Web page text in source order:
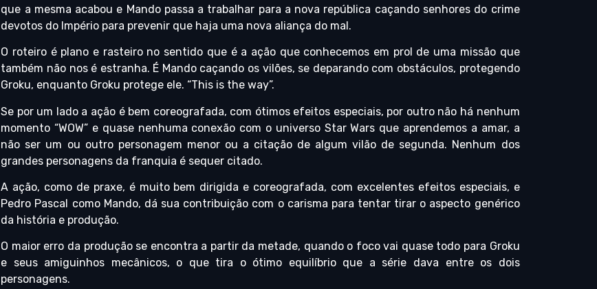
que a mesma acabou e Mando passa a trabalhar para a nova república caçando senhores do crime
devotos do Império para prevenir que haja uma nova aliança do mal.
O roteiro é plano e rasteiro no sentido que é a ação que conhecemos em prol de uma missão que
também não nos é estranha. É Mando caçando os vilões, se deparando com obstáculos, protegendo
Groku, enquanto Groku protege ele. “This is the way”.
Se por um lado a ação é bem coreografada, com ótimos efeitos especiais, por outro não há nenhum
momento “WOW” e quase nenhuma conexão com o universo Star Wars que aprendemos a amar, a
não ser um ou outro personagem menor ou a citação de algum vilão de segunda. Nenhum dos
grandes personagens da franquia é sequer citado.
A ação, como de praxe, é muito bem dirigida e coreografada, com excelentes efeitos especiais, e
Pedro Pascal como Mando, dá sua contribuição com o carisma para tentar tirar o aspecto genérico
da história e produção.
O maior erro da produção se encontra a partir da metade, quando o foco vai quase todo para Groku
e seus amiguinhos mecânicos, o que tira o ótimo equilíbrio que a série dava entre os dois
personagens.